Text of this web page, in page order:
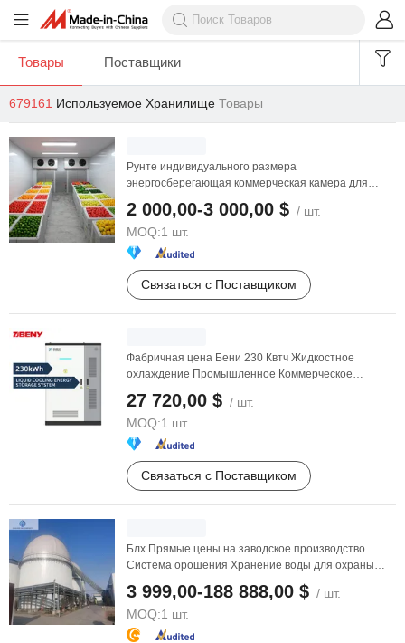
Товары Поставщики
679161 Используемое Хранилище Товары
Рунте индивидуального размера
энергосберегающая коммерческая камера для
хранения фруктов и овощей и ...
2 000,00-3 000,00 $ / шт.
MOQ:1 шт.
Связаться с Поставщиком
Фабричная цена Бени 230 Квтч Жидкостное
охлаждение Промышленное Коммерческое
Хранение энергии ...
27 720,00 $ / шт.
MOQ:1 шт.
Связаться с Поставщиком
Блх Прямые цены на заводское производство
Система орошения Хранение воды для охраны
3 999,00-188 888,00 $ / шт.
MOQ:1 шт.